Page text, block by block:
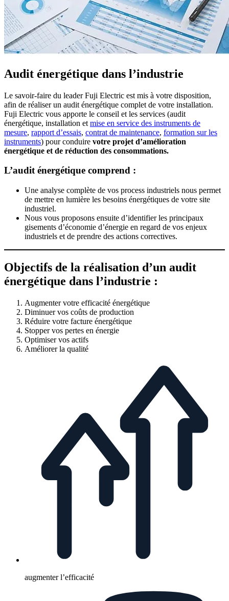
Audit énergétique dans l’industrie
Le savoir-faire du leader Fuji Electric est mis à votre disposition,
afin de réaliser un audit énergétique complet de votre installation.
Fuji Electric vous apporte le conseil et les services (audit
énergétique, installation et mise en service des instruments de
mesure, rapport d’essais, contrat de maintenance, formation sur les
instruments) pour conduire votre projet d’amélioration
énergétique et de réduction des consommations.
L’audit énergétique comprend :
Une analyse complète de vos process industriels nous permet
de mettre en lumière les besoins énergétiques de votre site
industriel.
Nous vous proposons ensuite d’identifier les principaux
gisements d’économie d’énergie en regard de vos enjeux
industriels et de prendre des actions correctives.
Objectifs de la réalisation d’un audit
énergétique dans l’industrie :
Augmenter votre efficacité énergétique
Diminuer vos coûts de production
Réduire votre facture énergétique
Stopper vos pertes en énergie
Optimiser vos actifs
Améliorer la qualité
augmenter l’efficacité